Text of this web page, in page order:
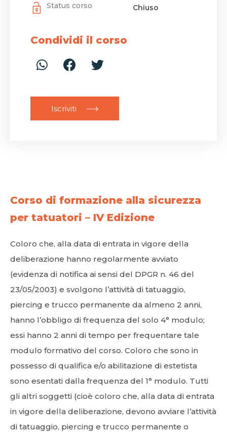
Corso di formazione alla sicurezza
per tatuatori – IV Edizione
Coloro che, alla data di entrata in vigore della
deliberazione hanno regolarmente avviato
(evidenza di notifica ai sensi del DPGR n. 46 del
23/05/2003) e svolgono l’attività di tatuaggio,
piercing e trucco permanente da almeno 2 anni,
hanno l’obbligo di frequenza del solo 4° modulo;
essi hanno 2 anni di tempo per frequentare tale
modulo formativo del corso. Coloro che sono in
possesso di qualifica e/o abilitazione di estetista
sono esentati dalla frequenza del 1° modulo. Tutti
gli altri soggetti (cioè coloro che, alla data di entrata
in vigore della deliberazione, devono avviare l’attività
di tatuaggio, piercing e trucco permanente o
Status corso Chiuso
Condividi il corso
Iscriviti